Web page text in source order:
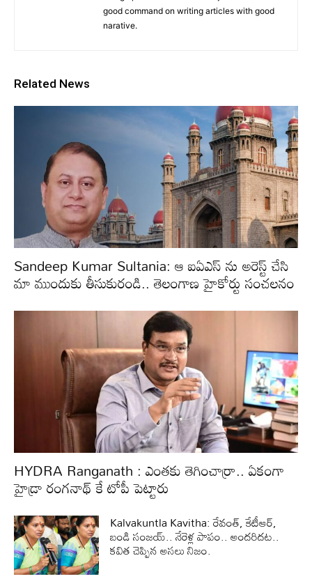
good command on writing articles with good
narative.
Related News
Sandeep Kumar Sultania: ఆ ఐఏఎస్ ను అరెస్ట్ చేసి
మా ముందుకు తీసుకురండి.. తెలంగాణ హైకోర్టు సంచలనం
HYDRA Ranganath : ఎంతకు తెగించార్రా.. ఏకంగా
హైడ్రా రంగనాథ్ కే టోపీ పెట్టారు
Kalvakuntla Kavitha: రేవంత్, కేటీఆర్,
బండి సంజయ్.. నేరెళ్ల పాపం.. అందరిదట..
కవిత చెప్పిన అసలు నిజం.